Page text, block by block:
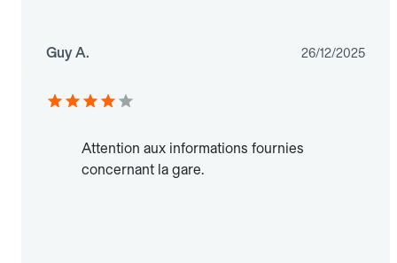
Guy A. 26/12/2025
Attention aux informations fournies
concernant la gare.